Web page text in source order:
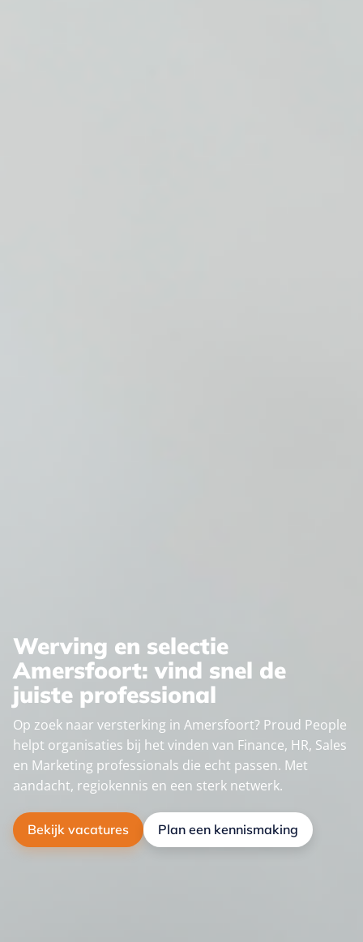
Werving en selectie
Amersfoort: vind snel de
juiste professional
Op zoek naar versterking in Amersfoort? Proud People
helpt organisaties bij het vinden van Finance, HR, Sales
en Marketing professionals die echt passen. Met
aandacht, regiokennis en een sterk netwerk.
Bekijk vacatures Plan een kennismaking